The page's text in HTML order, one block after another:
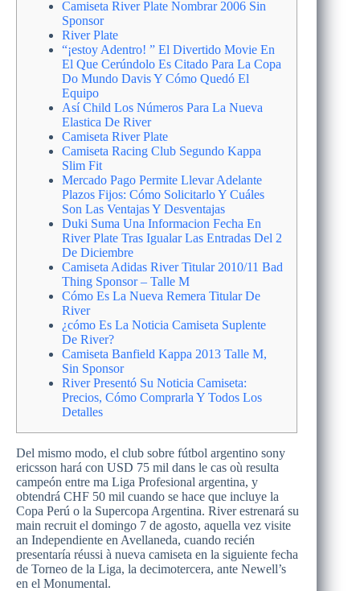
Camiseta River Plate Nombrar 2006 Sin
Sponsor
River Plate
“¡estoy Adentro! ” El Divertido Movie En
El Que Cerúndolo Es Citado Para La Copa
Do Mundo Davis Y Cómo Quedó El
Equipo
Así Child Los Números Para La Nueva
Elastica De River
Camiseta River Plate
Camiseta Racing Club Segundo Kappa
Slim Fit
Mercado Pago Permite Llevar Adelante
Plazos Fijos: Cómo Solicitarlo Y Cuáles
Son Las Ventajas Y Desventajas
Duki Suma Una Informacion Fecha En
River Plate Tras Igualar Las Entradas Del 2
De Diciembre
Camiseta Adidas River Titular 2010/11 Bad
Thing Sponsor – Talle M
Cómo Es La Nueva Remera Titular De
River
¿cómo Es La Noticia Camiseta Suplente
De River?
Camiseta Banfield Kappa 2013 Talle M,
Sin Sponsor
River Presentó Su Noticia Camiseta:
Precios, Cómo Comprarla Y Todos Los
Detalles
Del mismo modo, el club sobre fútbol argentino sony
ericsson hará con USD 75 mil dans le cas où resulta
campeón entre ma Liga Profesional argentina, y
obtendrá CHF 50 mil cuando se hace que incluye la
Copa Perú o la Supercopa Argentina. River estrenará su
main recruit el domingo 7 de agosto, aquella vez visite
an Independiente en Avellaneda, cuando recién
presentaría réussi à nueva camiseta en la siguiente fecha
de Torneo de la Liga, la decimotercera, ante Newell’s
en el Monumental.